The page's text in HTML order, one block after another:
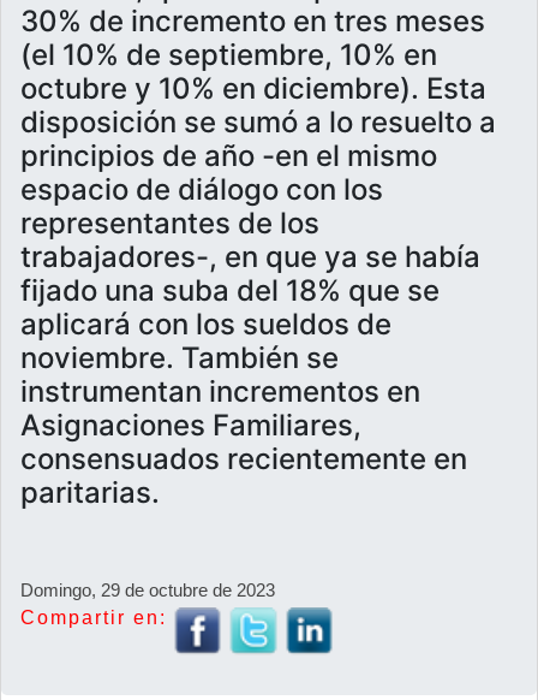
30% de incremento en tres meses
(el 10% de septiembre, 10% en
octubre y 10% en diciembre). Esta
disposición se sumó a lo resuelto a
principios de año -en el mismo
espacio de diálogo con los
representantes de los
trabajadores-, en que ya se había
fijado una suba del 18% que se
aplicará con los sueldos de
noviembre. También se
instrumentan incrementos en
Asignaciones Familiares,
consensuados recientemente en
paritarias.
Domingo, 29 de octubre de 2023
Compartir en: